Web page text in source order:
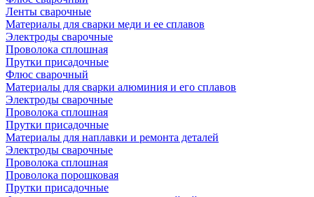
Ленты сварочные
Материалы для сварки меди и ее сплавов
Электроды сварочные
Проволока сплошная
Прутки присадочные
Флюс сварочный
Материалы для сварки алюминия и его сплавов
Электроды сварочные
Проволока сплошная
Прутки присадочные
Материалы для наплавки и ремонта деталей
Электроды сварочные
Проволока сплошная
Проволока порошковая
Прутки присадочные